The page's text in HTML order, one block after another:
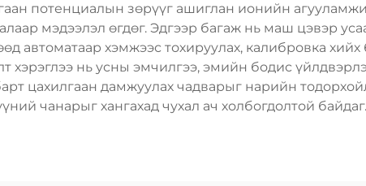
потенциалын зөрүүг ашиглан ионийн
мэдээлэл өгдөг. Эдгээр багаж нь маш цэвэр
автоматаар хэмжээс тохируулах, калибровка
хэрэглээ нь усны эмчилгээ, эмийн бодис
цахилгаан дамжуулах чадварыг нарийн
чанарыг хангахад чухал ач холбогдолтой байдаг.